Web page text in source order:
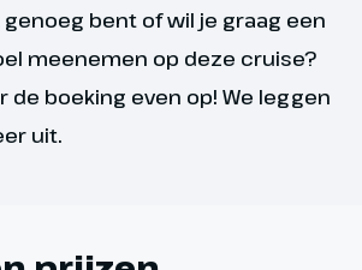
de dag met een
ontbijt. Terwijl het
richting Arnhem vaart, heb
nog even de tijd om terug te
genoeg bent of wil je graag een
meenemen op deze cruise?
de boeking even op! We leggen
uit.